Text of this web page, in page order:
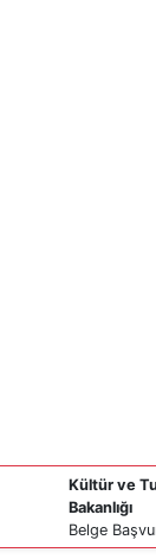
Kültür ve
Bakanlığı
Belge